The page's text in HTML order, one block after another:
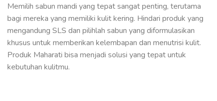
Memilih sabun mandi yang tepat sangat penting, terutama
bagi mereka yang memiliki kulit kering. Hindari produk yang
mengandung SLS dan pilihlah sabun yang diformulasikan
khusus untuk memberikan kelembapan dan menutrisi kulit.
Produk Maharati bisa menjadi solusi yang tepat untuk
kebutuhan kulitmu.